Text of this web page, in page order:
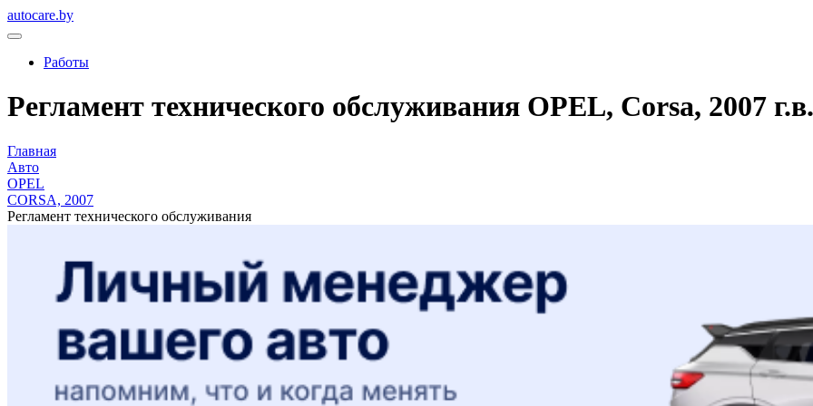
autocare.by
Работы
Регламент технического обслуживания OPEL, Corsa, 2007 г.в.
Главная
Авто
OPEL
CORSA, 2007
Регламент технического обслуживания